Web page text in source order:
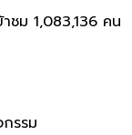
ชม 1,083,136 คน
รรม